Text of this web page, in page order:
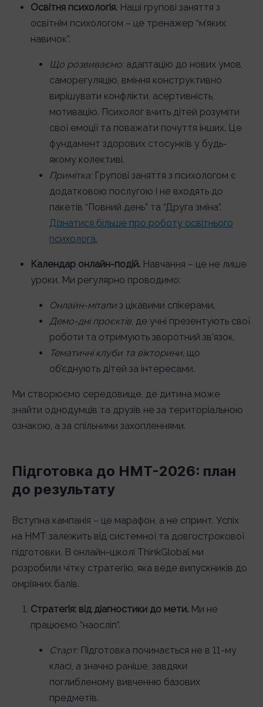
Освітня психологія. Наші групові заняття з
освітнім психологом – це тренажер “м’яких
навичок”.
Що розвиваємо:адаптацію до нових умов,
саморегуляцію, вміння конструктивно
вирішувати конфлікти, асертивність,
мотивацію. Психолог вчить дітей розуміти
свої емоції та поважати почуття інших. Це
фундамент здорових стосунків у будь-
якому колективі.
Примітка:Групові заняття з психологом є
додатковою послугою і не входять до
пакетів “Повний день” та “Друга зміна”.
Дізнатися більше про роботу освітнього
психолога.
Календар онлайн-подій. Навчання – це не лише
уроки. Ми регулярно проводимо:
Онлайн-мітапи з цікавими спікерами.
Демо-дні проєктів, де учні презентують свої
роботи та отримують зворотний зв’язок.
Тематичні клуби та вікторини, що
об’єднують дітей за інтересами.
Ми створюємо середовище, де дитина може
знайти однодумців та друзів не за територіальною
ознакою, а за спільними захопленнями.
Підготовка до НМТ-2026: план
до результату
Вступна кампанія – це марафон, а не спринт. Успіх
на НМТ залежить від системної та довгострокової
підготовки. В онлайн-школі ThinkGlobal ми
розробили чітку стратегію, яка веде випускників до
омріяних балів.
Стратегія: від діагностики до мети. Ми не
працюємо “наосліп”.
Старт:Підготовка починається не в 11-му
класі, а значно раніше, завдяки
поглибленому вивченню базових
предметів.